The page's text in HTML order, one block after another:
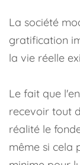
La société
gratification
la vie réelle
Le fait que
recevoir tout
réalité le
même si cela